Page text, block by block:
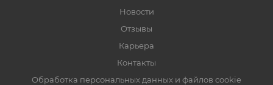
Новости
Отзывы
Карьера
Контакты
Обработка персональных данных и файлов cookie